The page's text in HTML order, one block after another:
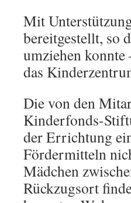
Mit
bereitgestellt, so
umziehen
das
Die von den
Kinderfonds-
der Errichtung
Fördermitteln
Mädchen
Rückzugsort